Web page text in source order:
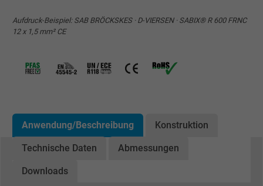
Aufdruck-Beispiel: SAB BRÖCKSKES · D-VIERSEN · SABIX® R 600 FRNC
12 x 1,5 mm² CE
Anwendung/Beschreibung Konstruktion
Technische Daten Abmessungen
Downloads